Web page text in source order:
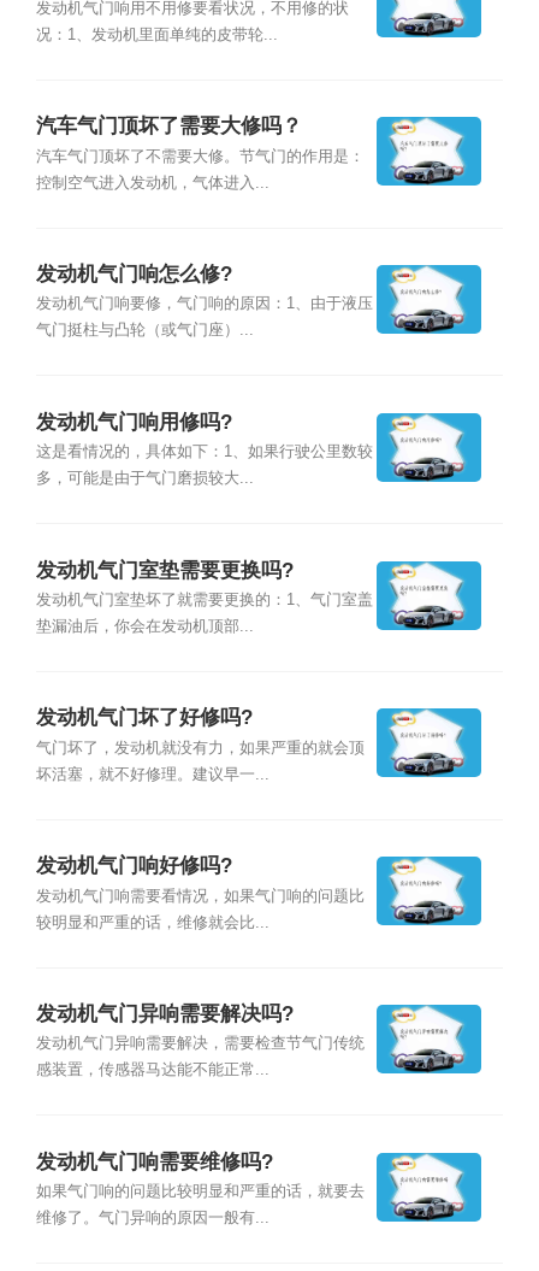
发动机气门响用不用修要看状况，不用修的状
况：1、发动机里面单纯的皮带轮...
汽车气门顶坏了需要大修吗？
汽车气门顶坏了不需要大修。节气门的作用是：
控制空气进入发动机，气体进入...
发动机气门响怎么修?
发动机气门响要修，气门响的原因：1、由于液压
气门挺柱与凸轮（或气门座）...
发动机气门响用修吗?
这是看情况的，具体如下：1、如果行驶公里数较
多，可能是由于气门磨损较大...
发动机气门室垫需要更换吗?
发动机气门室垫坏了就需要更换的：1、气门室盖
垫漏油后，你会在发动机顶部...
发动机气门坏了好修吗?
气门坏了，发动机就没有力，如果严重的就会顶
坏活塞，就不好修理。建议早一...
发动机气门响好修吗?
发动机气门响需要看情况，如果气门响的问题比
较明显和严重的话，维修就会比...
发动机气门异响需要解决吗?
发动机气门异响需要解决，需要检查节气门传统
感装置，传感器马达能不能正常...
发动机气门响需要维修吗?
如果气门响的问题比较明显和严重的话，就要去
维修了。气门异响的原因一般有...